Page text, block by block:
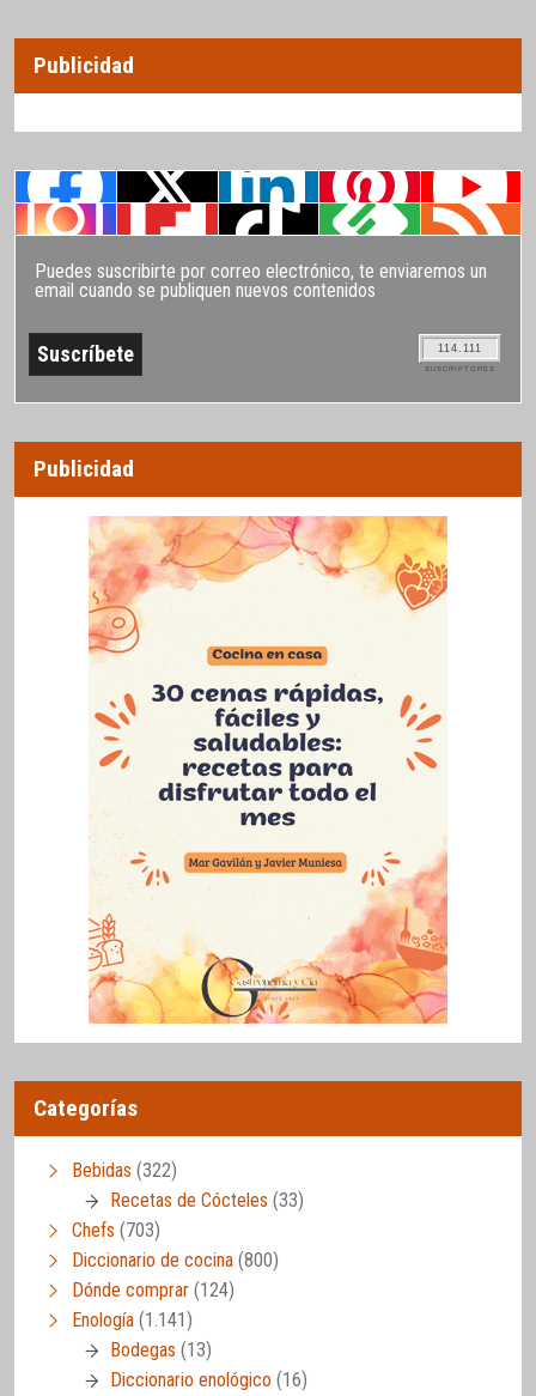
Publicidad
Puedes suscribirte por correo electrónico, te enviaremos un
email cuando se publiquen nuevos contenidos
114.111
SUSCRIPTORES
Publicidad
Categorías
Bebidas (322)
Recetas de Cócteles (33)
Chefs (703)
Diccionario de cocina (800)
Dónde comprar (124)
Enología (1.141)
Bodegas (13)
Diccionario enológico (16)